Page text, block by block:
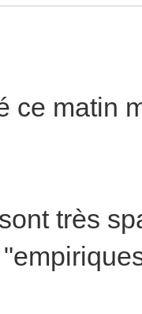
ce matin
très